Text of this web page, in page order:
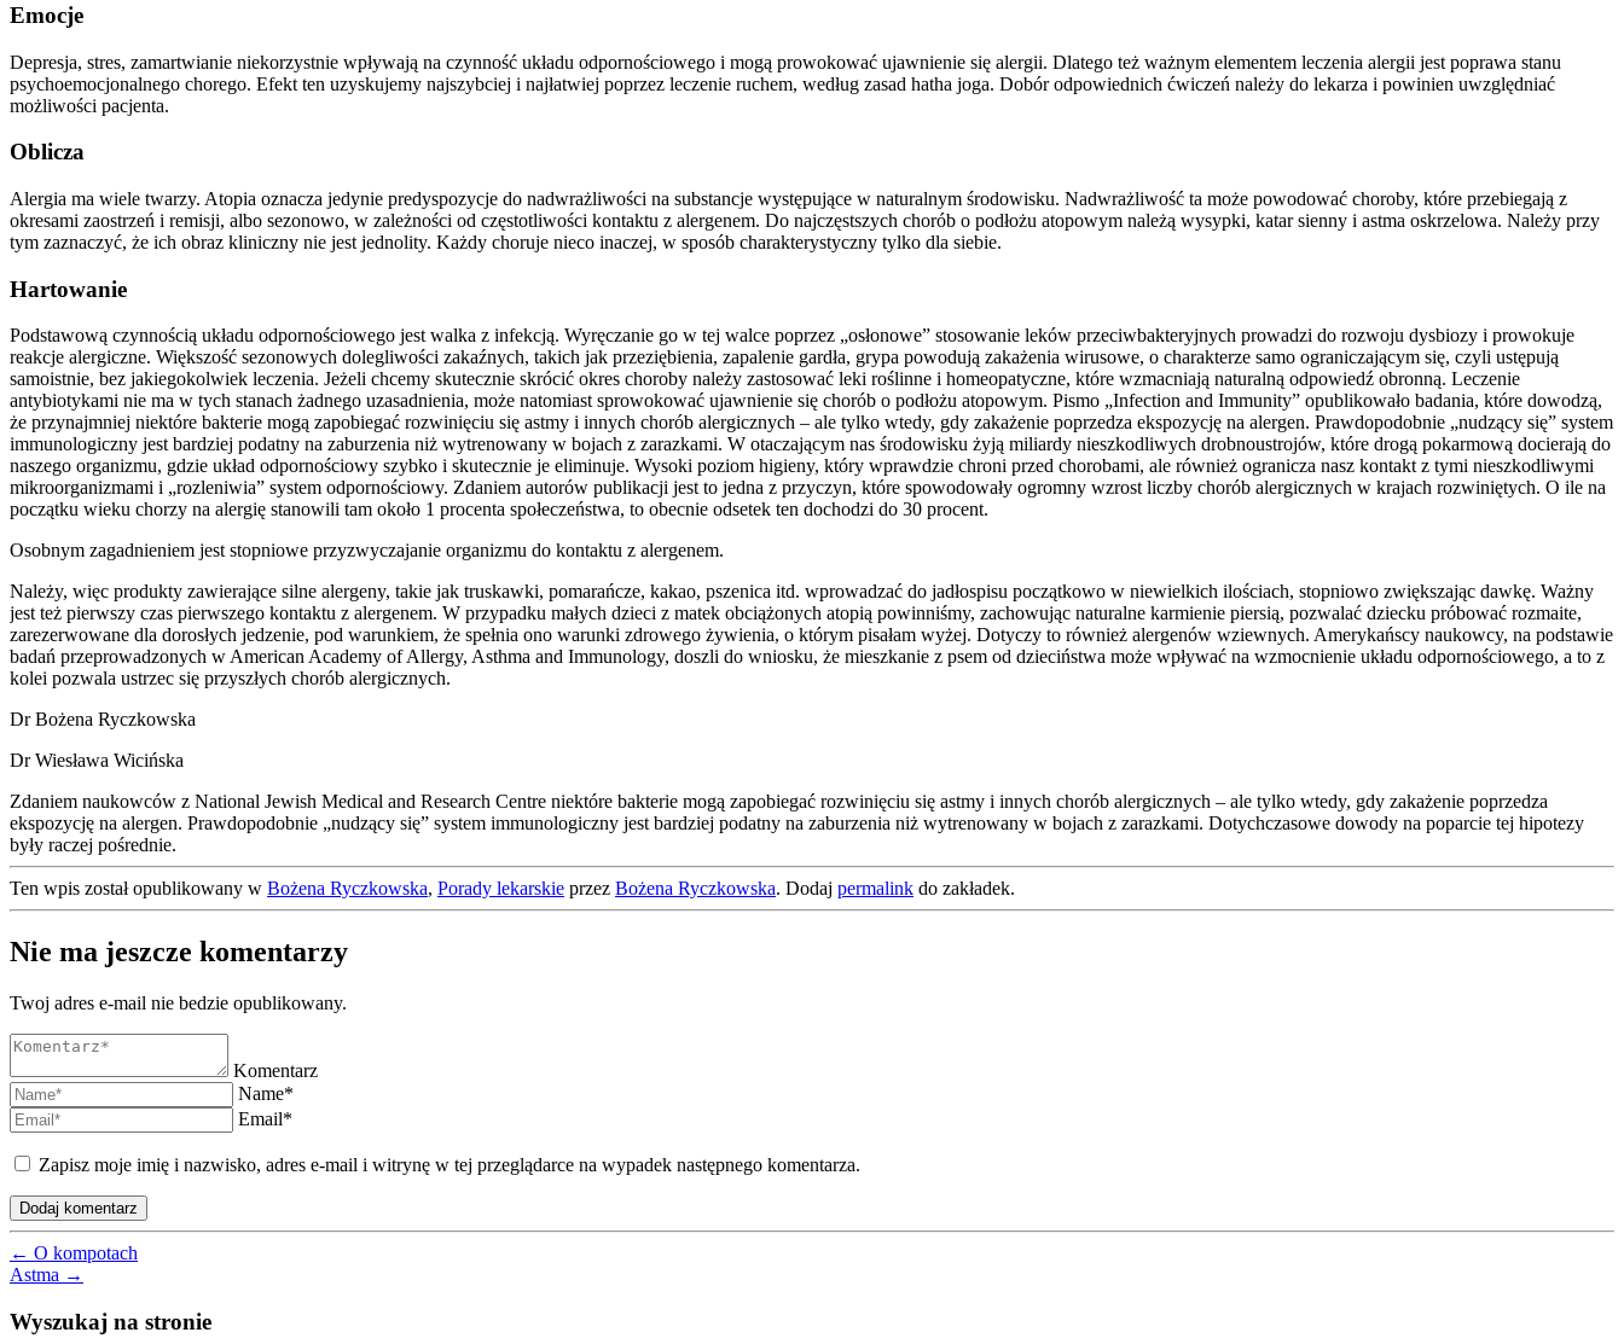
Emocje
Depresja, stres, zamartwianie niekorzystnie wpływają na czynność układu odpornościowego i mogą prowokować ujawnienie się alergii. Dlatego też ważnym elementem leczenia alergii jest poprawa stanu
psychoemocjonalnego chorego. Efekt ten uzyskujemy najszybciej i najłatwiej poprzez leczenie ruchem, według zasad hatha joga. Dobór odpowiednich ćwiczeń należy do lekarza i powinien uwzględniać
możliwości pacjenta.
Oblicza
Alergia ma wiele twarzy. Atopia oznacza jedynie predyspozycje do nadwrażliwości na substancje występujące w naturalnym środowisku. Nadwrażliwość ta może powodować choroby, które przebiegają z
okresami zaostrzeń i remisji, albo sezonowo, w zależności od częstotliwości kontaktu z alergenem. Do najczęstszych chorób o podłożu atopowym należą wysypki, katar sienny i astma oskrzelowa. Należy przy
tym zaznaczyć, że ich obraz kliniczny nie jest jednolity. Każdy choruje nieco inaczej, w sposób charakterystyczny tylko dla siebie.
Hartowanie
Podstawową czynnością układu odpornościowego jest walka z infekcją. Wyręczanie go w tej walce poprzez „osłonowe” stosowanie leków przeciwbakteryjnych prowadzi do rozwoju dysbiozy i prowokuje
reakcje alergiczne. Większość sezonowych dolegliwości zakaźnych, takich jak przeziębienia, zapalenie gardła, grypa powodują zakażenia wirusowe, o charakterze samo ograniczającym się, czyli ustępują
samoistnie, bez jakiegokolwiek leczenia. Jeżeli chcemy skutecznie skrócić okres choroby należy zastosować leki roślinne i homeopatyczne, które wzmacniają naturalną odpowiedź obronną. Leczenie
antybiotykami nie ma w tych stanach żadnego uzasadnienia, może natomiast sprowokować ujawnienie się chorób o podłożu atopowym. Pismo „Infection and Immunity” opublikowało badania, które dowodzą,
że przynajmniej niektóre bakterie mogą zapobiegać rozwinięciu się astmy i innych chorób alergicznych – ale tylko wtedy, gdy zakażenie poprzedza ekspozycję na alergen. Prawdopodobnie „nudzący się” system
immunologiczny jest bardziej podatny na zaburzenia niż wytrenowany w bojach z zarazkami. W otaczającym nas środowisku żyją miliardy nieszkodliwych drobnoustrojów, które drogą pokarmową docierają do
naszego organizmu, gdzie układ odpornościowy szybko i skutecznie je eliminuje. Wysoki poziom higieny, który wprawdzie chroni przed chorobami, ale również ogranicza nasz kontakt z tymi nieszkodliwymi
mikroorganizmami i „rozleniwia” system odpornościowy. Zdaniem autorów publikacji jest to jedna z przyczyn, które spowodowały ogromny wzrost liczby chorób alergicznych w krajach rozwiniętych. O ile na
początku wieku chorzy na alergię stanowili tam około 1 procenta społeczeństwa, to obecnie odsetek ten dochodzi do 30 procent.
Osobnym zagadnieniem jest stopniowe przyzwyczajanie organizmu do kontaktu z alergenem.
Należy, więc produkty zawierające silne alergeny, takie jak truskawki, pomarańcze, kakao, pszenica itd. wprowadzać do jadłospisu początkowo w niewielkich ilościach, stopniowo zwiększając dawkę. Ważny
jest też pierwszy czas pierwszego kontaktu z alergenem. W przypadku małych dzieci z matek obciążonych atopią powinniśmy, zachowując naturalne karmienie piersią, pozwalać dziecku próbować rozmaite,
zarezerwowane dla dorosłych jedzenie, pod warunkiem, że spełnia ono warunki zdrowego żywienia, o którym pisałam wyżej. Dotyczy to również alergenów wziewnych. Amerykańscy naukowcy, na podstawie
badań przeprowadzonych w American Academy of Allergy, Asthma and Immunology, doszli do wniosku, że mieszkanie z psem od dzieciństwa może wpływać na wzmocnienie układu odpornościowego, a to z
kolei pozwala ustrzec się przyszłych chorób alergicznych.
Dr Bożena Ryczkowska
Dr Wiesława Wicińska
Zdaniem naukowców z National Jewish Medical and Research Centre niektóre bakterie mogą zapobiegać rozwinięciu się astmy i innych chorób alergicznych – ale tylko wtedy, gdy zakażenie poprzedza
ekspozycję na alergen. Prawdopodobnie „nudzący się” system immunologiczny jest bardziej podatny na zaburzenia niż wytrenowany w bojach z zarazkami. Dotychczasowe dowody na poparcie tej hipotezy
były raczej pośrednie.
Ten wpis został opublikowany w Bożena Ryczkowska, Porady lekarskie przez Bożena Ryczkowska. Dodaj permalink do zakładek.
Nie ma jeszcze komentarzy
Twoj adres e-mail nie bedzie opublikowany.
Komentarz
Name*
Email*
Zapisz moje imię i nazwisko, adres e-mail i witrynę w tej przeglądarce na wypadek następnego komentarza.
← O kompotach
Astma →
Wyszukaj na stronie